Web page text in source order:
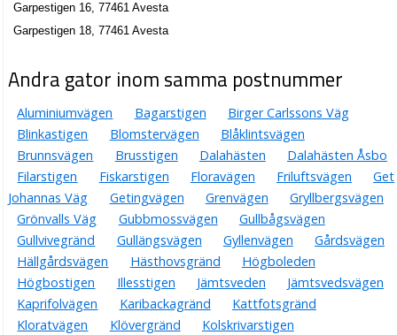
Garpestigen 16, 77461 Avesta
Garpestigen 18, 77461 Avesta
Andra gator inom samma postnummer
Aluminiumvägen Bagarstigen
Birger Carlssons Väg
Blinkastigen
Blomstervägen
Blåklintsvägen
Brunnsvägen
Brusstigen Dalahästen
Dalahästen Åsbo
Filarstigen
Fiskarstigen Floravägen Friluftsvägen
Get
Johannas Väg
Getingvägen Grenvägen
Gryllbergsvägen
Grönvalls Väg
Gubbmossvägen
Gullbågsvägen
Gullvivegränd
Gullängsvägen Gyllenvägen
Gårdsvägen
Hällgårdsvägen
Hästhovsgränd
Högboleden
Högbostigen
Illesstigen Jämtsveden
Jämtsvedsvägen
Kaprifolvägen
Karibackagränd
Kattfotsgränd
Kloratvägen
Klövergränd
Kolskrivarstigen